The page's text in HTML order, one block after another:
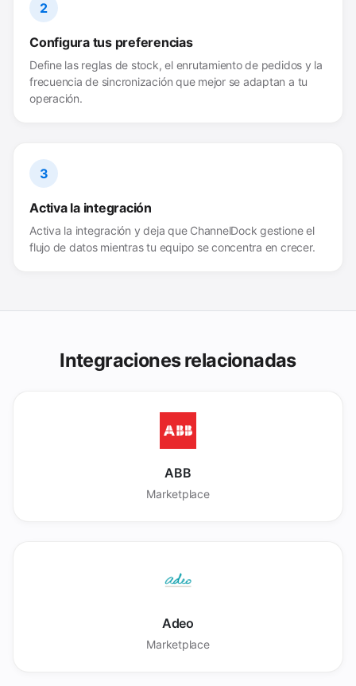
2
Configura tus preferencias
Define las reglas de stock, el enrutamiento de pedidos y la
frecuencia de sincronización que mejor se adaptan a tu
operación.
3
Activa la integración
Activa la integración y deja que ChannelDock gestione el
flujo de datos mientras tu equipo se concentra en crecer.
Integraciones relacionadas
ABB
Marketplace
Adeo
Marketplace